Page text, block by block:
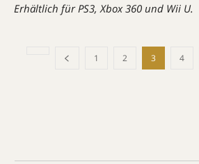
Erhältlich für PS3, Xbox 360 und Wii U.
1 2 3 4